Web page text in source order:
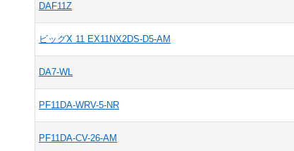
DAF11Z
ビッグX 11 EX11NX2DS-D5-AM
DA7-WL
PF11DA-WRV-5-NR
PF11DA-CV-26-AM